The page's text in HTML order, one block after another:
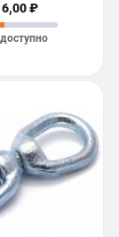
₽